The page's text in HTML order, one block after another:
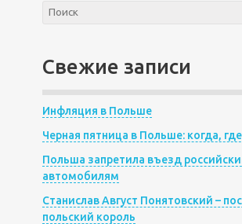
Свежие записи
Инфляция в Польше
Черная пятница в Польше: когда,
Польша запретила въезд
автомобилям
Станислав Август Понятовский –
польский король